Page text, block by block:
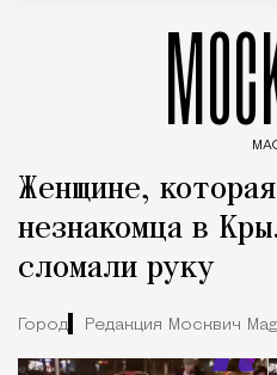
Женщине,
незнакомца в
сломали руку
Город Редакция Москвич Mag